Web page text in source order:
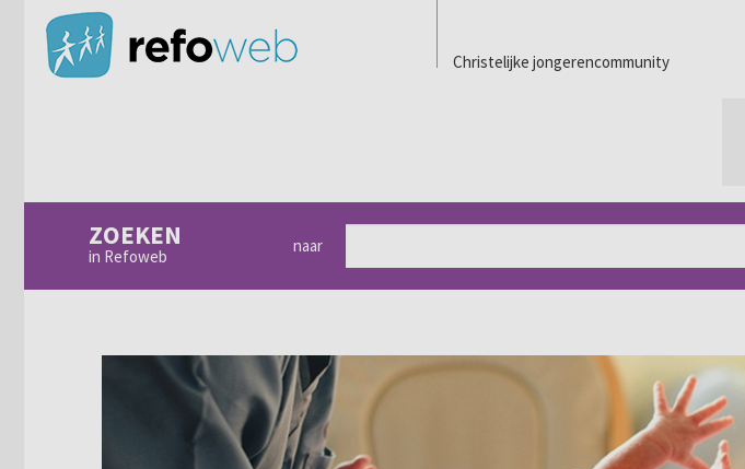
Christelijke jongerencommunity
ZOEKEN
in Refoweb
naar